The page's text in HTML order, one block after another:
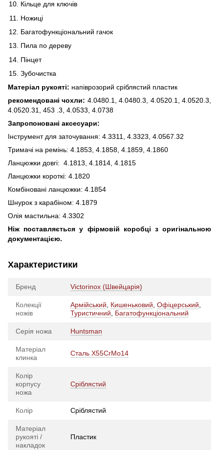
Кільце для ключів
Ножиці
Багатофункціональний гачок
Пила по дереву
Пінцет
Зубочистка
Матеріал рукояті: напіврозорий сріблястий пластик
рекомендовані чохли: 4.0480.1, 4.0480.3, 4.0520.1, 4.0520.3,
4.0520.31, 453 .3, 4.0533, 4.0738
Запропоновані аксесуари:
Інструмент для заточування: 4.3311, 4.3323, 4.0567.32
Тримачі на ремінь: 4.1853, 4.1858, 4.1859, 4.1860
Ланцюжки довгі: 4.1813, 4.1814, 4.1815
Ланцюжки короткі: 4.1820
Комбіновані ланцюжки: 4.1854
Шнурок з карабіном: 4.1879
Олія мастильна: 4.3302
Ніж поставляється у фірмовій коробці з оригінальною
документацією.
Характеристики
Бренд Victorinox (Швейцарія)
Колекції
ножів
Армійський, Кишеньковий, Офіцерський,
Туристичний, Багатофункціональний
Серія ножа Huntsman
Матеріал
клинка
Сталь X55CrMo14
Колір
корпусу
ножа
Сріблястий
Колір Сріблястий
Матеріал
рукояті /
накладок
Пластик